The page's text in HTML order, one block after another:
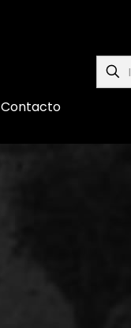
Contacto